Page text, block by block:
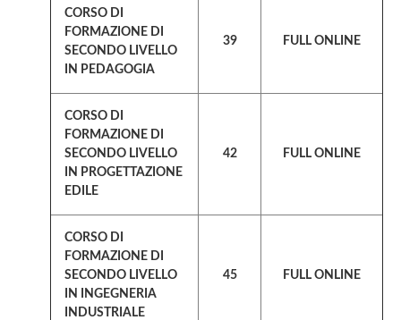
CORSO DI
FORMAZIONE DI
SECONDO LIVELLO
IN PEDAGOGIA
39 FULL ONLINE
CORSO DI
FORMAZIONE DI
SECONDO LIVELLO
IN PROGETTAZIONE
EDILE
42 FULL ONLINE
CORSO DI
FORMAZIONE DI
SECONDO LIVELLO
IN INGEGNERIA
INDUSTRIALE
45 FULL ONLINE